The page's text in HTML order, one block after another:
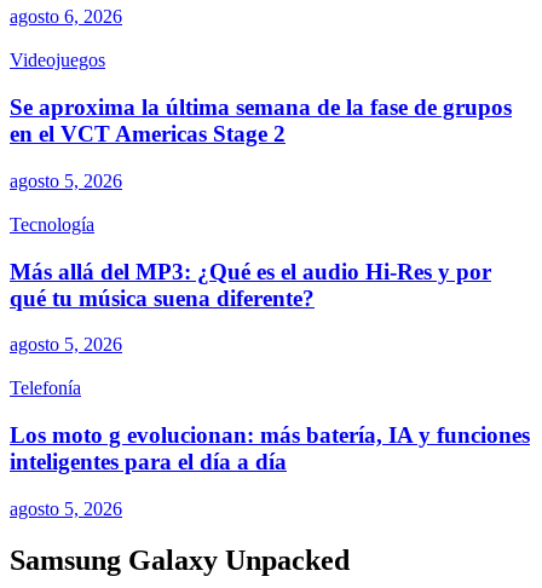
agosto 6, 2026
Videojuegos
Se aproxima la última semana de la fase de grupos
en el VCT Americas Stage 2
agosto 5, 2026
Tecnología
Más allá del MP3: ¿Qué es el audio Hi-Res y por
qué tu música suena diferente?
agosto 5, 2026
Telefonía
Los moto g evolucionan: más batería, IA y funciones
inteligentes para el día a día
agosto 5, 2026
Samsung Galaxy Unpacked